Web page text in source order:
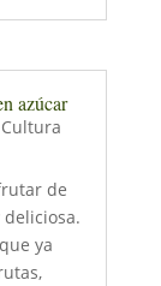
azúcar
Cultura
de
ya